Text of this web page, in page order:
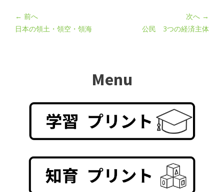
← 前へ
日本の領土・領空・領海
次へ →
公民 3つの経済主体
Menu